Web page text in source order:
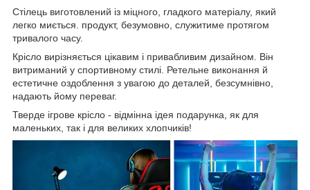
Стілець виготовлений із міцного, гладкого матеріалу, який
легко миється. продукт, безумовно, служитиме протягом
тривалого часу.
Крісло вирізняється цікавим і привабливим дизайном. Він
витриманий у спортивному стилі. Ретельне виконання й
естетичне оздоблення з увагою до деталей, безсумнівно,
надають йому переваг.
Тверде ігрове крісло - відмінна ідея подарунка, як для
маленьких, так і для великих хлопчиків!